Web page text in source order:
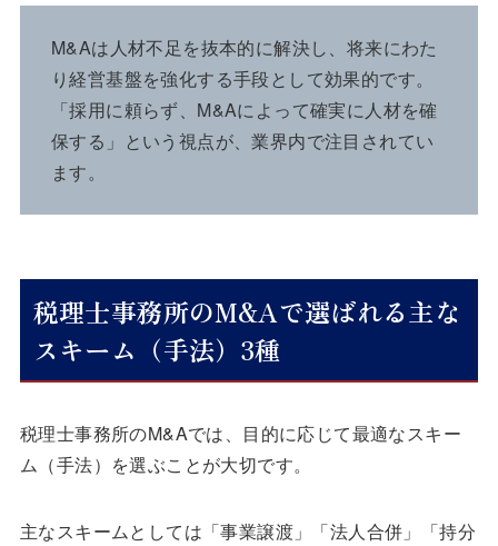
M&Aは人材不足を抜本的に解決し、将来にわた
り経営基盤を強化する手段として効果的です。
「採用に頼らず、M&Aによって確実に人材を確
保する」という視点が、業界内で注目されてい
ます。
税理士事務所のM&Aで選ばれる主な
スキーム（手法）3種
税理士事務所のM&Aでは、目的に応じて最適なスキー
ム（手法）を選ぶことが大切です。
主なスキームとしては「事業譲渡」「法人合併」「持分